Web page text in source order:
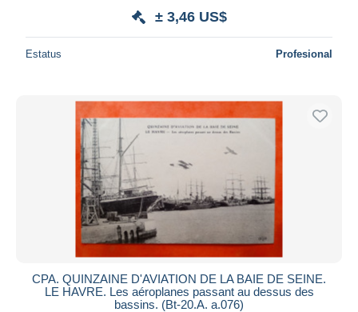
± 3,46 US$
Estatus Profesional
CPA. QUINZAINE D'AVIATION DE LA BAIE DE SEINE.
LE HAVRE. Les aéroplanes passant au dessus des
bassins. (Bt-20.A. a.076)